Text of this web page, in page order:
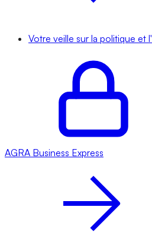
Votre veille sur la politique
AGRA Business Express